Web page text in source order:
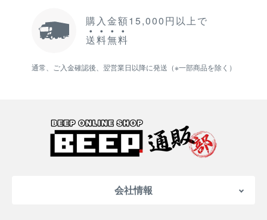
購入金額15,000円以上で
送料無料
通常、ご入金確認後、翌営業日以降に発送（※一部商品を除く）
会社情報